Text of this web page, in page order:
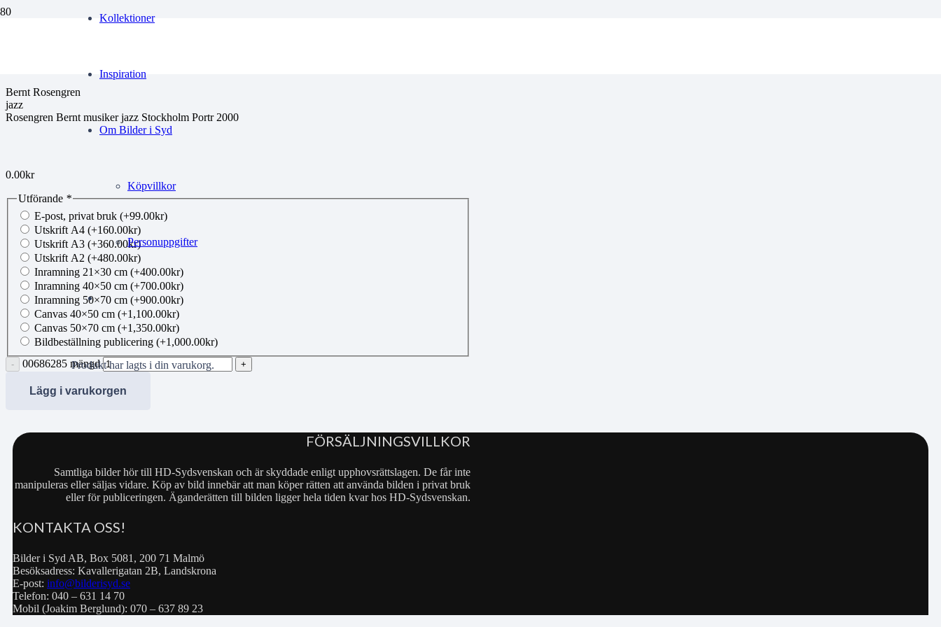
Kollektioner
Inspiration
Om Bilder i Syd
Köpvillkor
Personuppgifter
Produkthar lagts i din varukorg.
Bernt Rosengren
jazz
Rosengren Bernt musiker jazz Stockholm Portr 2000
0.00kr
Utförande *
E-post, privat bruk (+99.00kr)
Utskrift A4 (+160.00kr)
Utskrift A3 (+360.00kr)
Utskrift A2 (+480.00kr)
Inramning 21×30 cm (+400.00kr)
Inramning 40×50 cm (+700.00kr)
Inramning 50×70 cm (+900.00kr)
Canvas 40×50 cm (+1,100.00kr)
Canvas 50×70 cm (+1,350.00kr)
Bildbeställning publicering (+1,000.00kr)
00686285 mängd
Lägg i varukorgen
FÖRSÄLJNINGSVILLKOR
Samtliga bilder hör till HD-Sydsvenskan och är skyddade enligt upphovsrättslagen. De får inte
manipuleras eller säljas vidare. Köp av bild innebär att man köper rätten att använda bilden i privat bruk
eller för publiceringen. Äganderätten till bilden ligger hela tiden kvar hos HD-Sydsvenskan.
KONTAKTA OSS!
Bilder i Syd AB, Box 5081, 200 71 Malmö
Besöksadress: Kavallerigatan 2B, Landskrona
E-post: info@bilderisyd.se
Telefon: 040 – 631 14 70
Mobil (Joakim Berglund): 070 – 637 89 23